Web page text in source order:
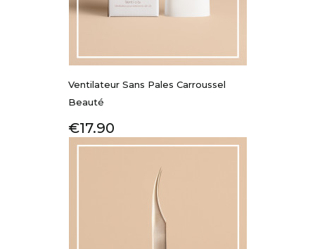
Ventilateur Sans Pales Carroussel
Beauté
Price
€17.90